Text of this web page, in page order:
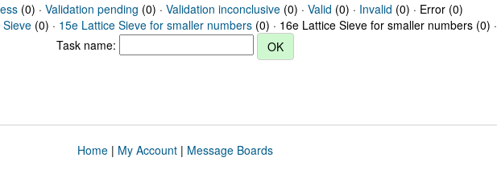
(0) · Validation pending (0) · Validation inconclusive(0) · Valid (0) · Invalid (0) · Error (0)
(0) · 15e Lattice Sieve for smaller numbers (0) · 16e Lattice Sieve for smaller numbers (0) ·
Task name:
Home| My Account| Message Boards